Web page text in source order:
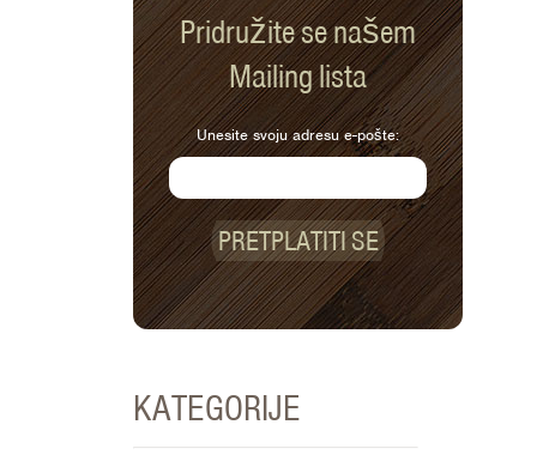
Pridružite se našem
Mailing lista
Unesite svoju adresu e-pošte:
PRETPLATITI SE
KATEGORIJE